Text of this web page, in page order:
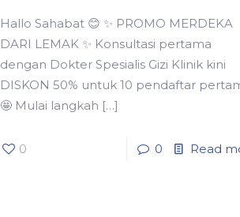
Hallo Sahabat 😊 ✨ PROMO MERDEKA
DARI LEMAK ✨ Konsultasi pertama
dengan Dokter Spesialis Gizi Klinik kini
DISKON 50% untuk 10 pendaftar
🤩 Mulai langkah […]
0 0 Read